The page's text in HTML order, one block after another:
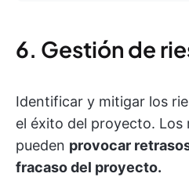
6. Gestión de
Identificar y mitigar los
el éxito del proyecto.
pueden provocar
fracaso del proyecto.